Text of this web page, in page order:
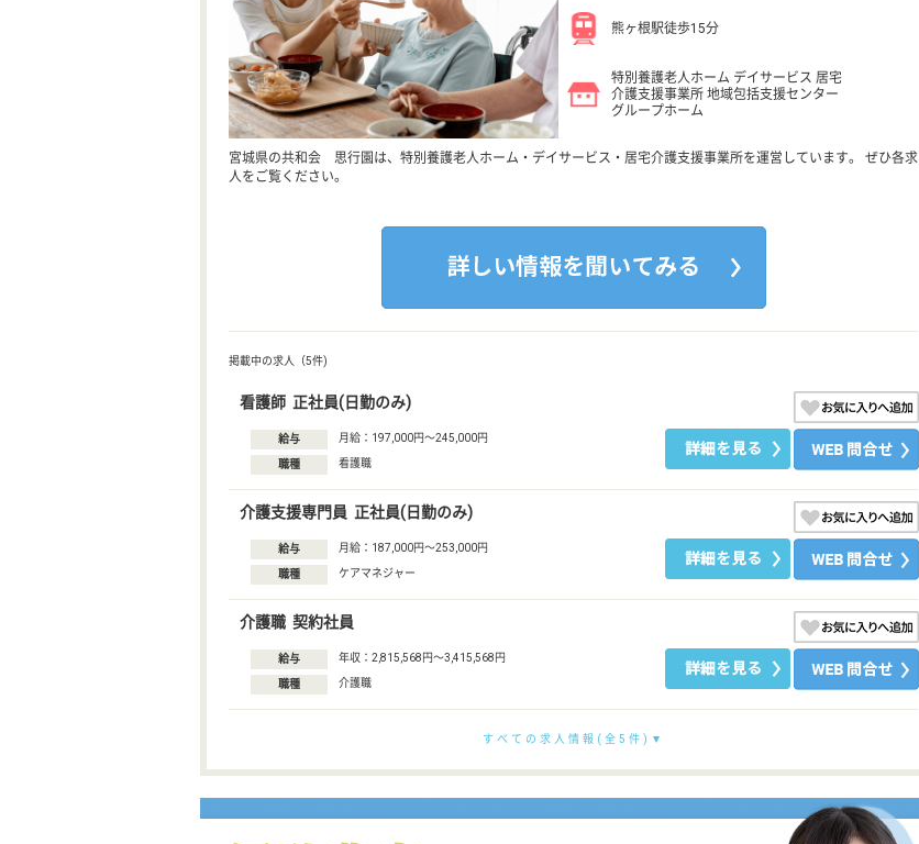
熊ヶ根駅徒歩15分
特別養護老人ホーム デイサービス 居宅
介護支援事業所 地域包括支援センター
グループホーム
宮城県の共和会 思行園は、特別養護老人ホーム・デイサービス・居宅介護支援事業所を運営しています。 ぜひ各求
人をご覧ください。
掲載中の求人（5件)
看護師 正社員(日勤のみ)
給与 月給：197,000円〜245,000円
職種 看護職
介護支援専門員 正社員(日勤のみ)
給与 月給：187,000円〜253,000円
職種 ケアマネジャー
介護職 契約社員
給与 年収：2,815,568円〜3,415,568円
職種 介護職
すべての求人情報(全5件)